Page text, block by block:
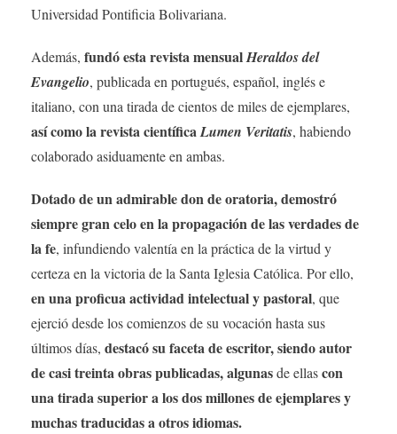
Universidad Pontificia Bolivariana.
Además, fundó esta revista mensualHeraldos del
Evangelio, publicada en portugués, español, inglés e
italiano, con una tirada de cientos de miles de ejemplares,
así como la revista científicaLumen Veritatis, habiendo
colaborado asiduamente en ambas.
Dotado de un admirable don de oratoria, demostró
siempre gran celo en la propagación de las verdades de
la fe, infundiendo valentía en la práctica de la virtud y
certeza en la victoria de la Santa Iglesia Católica. Por ello,
en una proficua actividad intelectual y pastoral, que
ejerció desde los comienzos de su vocación hasta sus
últimos días, destacó su faceta de escritor, siendo autor
de casi treinta obras publicadas, algunasde ellascon
una tirada superior a los dos millones de ejemplares y
muchas traducidas a otros idiomas.